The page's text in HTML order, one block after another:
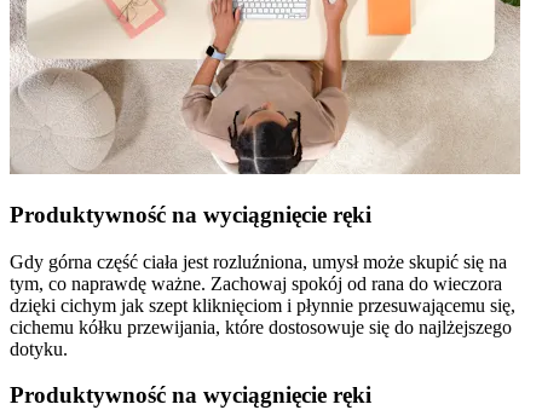
Produktywność na wyciągnięcie ręki
Gdy górna część ciała jest rozluźniona, umysł może skupić się na
tym, co naprawdę ważne. Zachowaj spokój od rana do wieczora
dzięki cichym jak szept kliknięciom i płynnie przesuwającemu się,
cichemu kółku przewijania, które dostosowuje się do najlżejszego
dotyku.
Produktywność na wyciągnięcie ręki